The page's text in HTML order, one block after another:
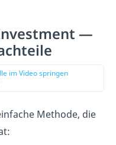
—
im Video springen
Methode, die